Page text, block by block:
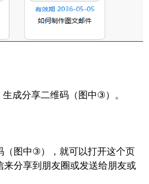
成分享二维码（图中③）。
（图中③），就可以打开这个页
分享到朋友圈或发送给朋友或